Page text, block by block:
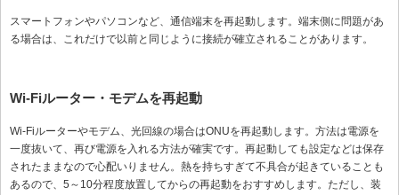
スマートフォンやパソコンなど、通信端末を再起動します。端末側に問題があ
る場合は、これだけで以前と同じように接続が確立されることがあります。
Wi-Fiルーター・モデムを再起動
Wi-Fiルーターやモデム、光回線の場合はONUを再起動します。方法は電源を
一度抜いて、再び電源を入れる方法が確実です。再起動しても設定などは保存
されたままなので心配いりません。熱を持ちすぎて不具合が起きていることも
あるので、5～10分程度放置してからの再起動をおすすめします。ただし、装